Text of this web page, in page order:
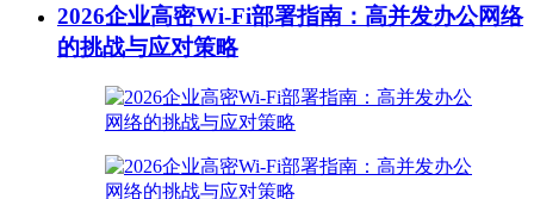
2026企业高密Wi-Fi部署指南：高并发办公网络
的挑战与应对策略